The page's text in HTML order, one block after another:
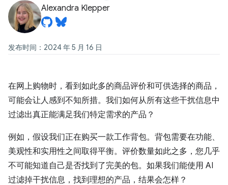
Alexandra Klepper
发布时间：2024 年 5 月 16 日
在网上购物时，看到如此多的商品评价和可供选择的商品，
可能会让人感到不知所措。我们如何从所有这些干扰信息中
过滤出真正能满足我们特定需求的产品？
例如，假设我们正在购买一款工作背包。背包需要在功能、
美观性和实用性之间取得平衡。评价数量如此之多，您几乎
不可能知道自己是否找到了完美的包。如果我们能使用 AI
过滤掉干扰信息，找到理想的产品，结果会怎样？